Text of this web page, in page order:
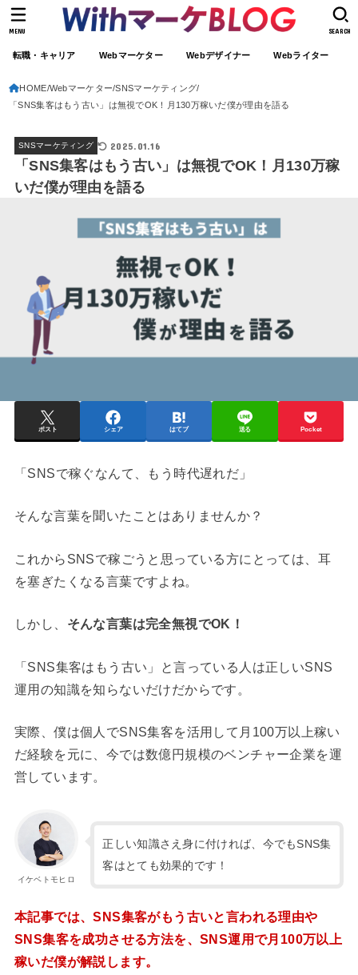
転職・キャリア Webマーケター Webデザイナー Webライター
SEARCH
MENU
HOME Webマーケター SNSマーケティング
「SNS集客はもう古い」は無視でOK！月130万稼いだ僕が理由を語る
SNSマーケティング 2025.01.16
「SNS集客はもう古い」は無視でOK！月130万稼
いだ僕が理由を語る
ポスト シェア はてブ 送る Pocket
「SNSで稼ぐなんて、もう時代遅れだ」
そんな言葉を聞いたことはありませんか？
これからSNSで稼ごうと思っている方にとっては、耳
を塞ぎたくなる言葉ですよね。
しかし、 そんな言葉は完全無視でOK！
「SNS集客はもう古い」と言っている人は正しいSNS
運用の知識を知らないだけだからです。
実際、僕は個人でSNS集客を活用して月100万以上稼い
だ経験を元に、今では数億円規模のベンチャー企業を運
営しています。
イケベトモヒロ
正しい知識さえ身に付ければ、今でもSNS集
客はとても効果的です！
本記事では、SNS集客がもう古いと言われる理由や
SNS集客を成功させる方法を、SNS運用で月100万以上
稼いだ僕が解説します。